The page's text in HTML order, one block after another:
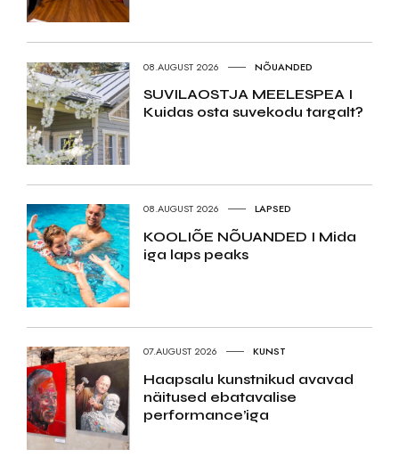
08.AUGUST 2026 NÕUANDED
SUVILAOSTJA MEELESPEA I
Kuidas osta suvekodu targalt?
08.AUGUST 2026 LAPSED
KOOLIÕE NÕUANDED I Mida
iga laps peaks
07.AUGUST 2026 KUNST
Haapsalu kunstnikud avavad
näitused ebatavalise
performance’iga